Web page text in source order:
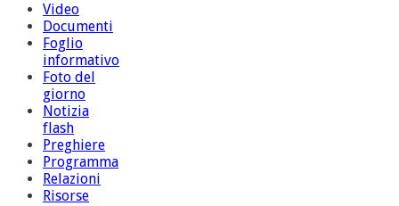
Video
Documenti
Foglio
informativo
Foto del
giorno
Notizia
flash
Preghiere
Programma
Relazioni
Risorse